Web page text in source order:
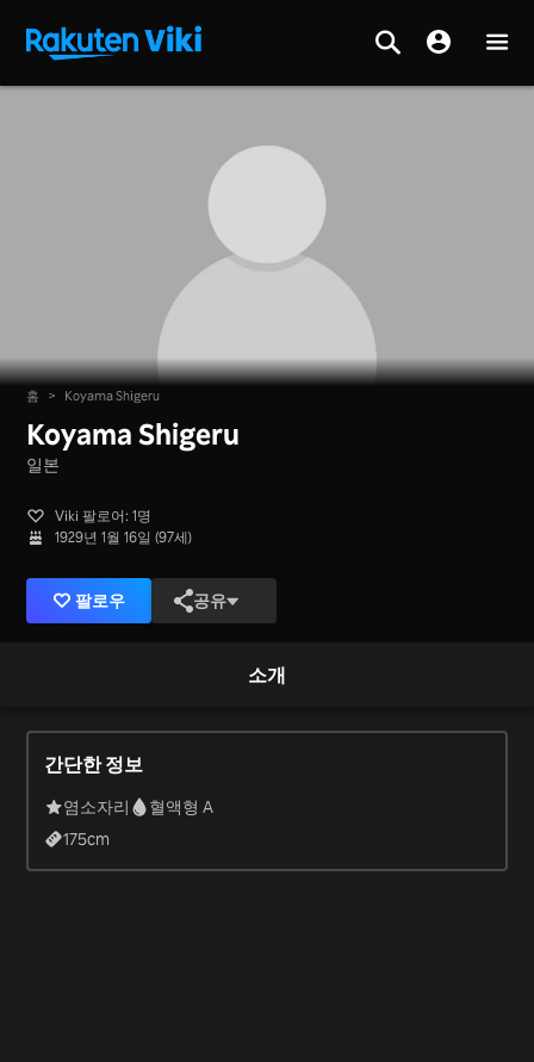
홈 > Koyama Shigeru
Koyama Shigeru
일본
Viki 팔로어: 1명
1929년 1월 16일 (97세)
팔로우 공유
소개
간단한 정보
염소자리
혈액형 A
175cm